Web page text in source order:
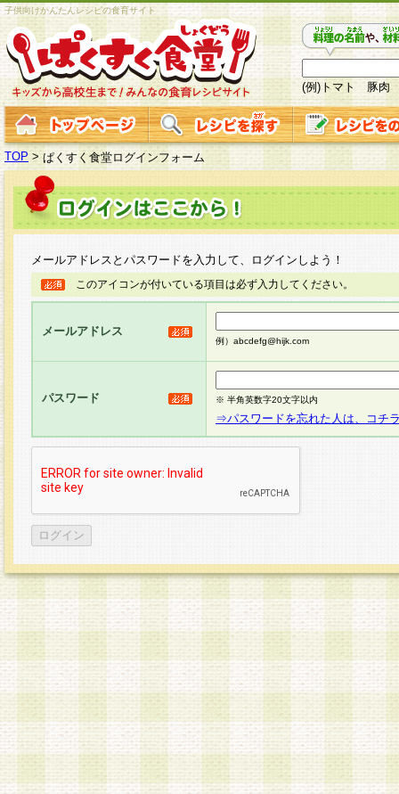
子供向けかんたんレシピの食育サイト
(例)トマト 豚肉
TOP > ぱくすく食堂ログインフォーム
メールアドレスとパスワードを入力して、ログインしよう！
このアイコンが付いている項目は必ず入力してください。
メールアドレス
例）abcdefg@hijk.com
パスワード ※ 半角英数字20文字以内
⇒パスワードを忘れた人は、コチ